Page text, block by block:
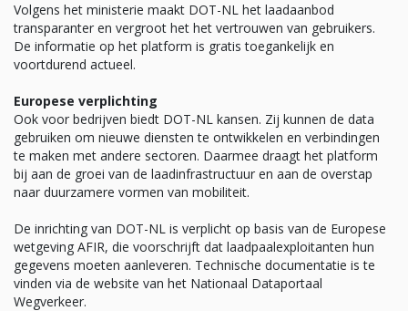
Volgens het ministerie maakt DOT-NL het laadaanbod
transparanter en vergroot het het vertrouwen van gebruikers.
De informatie op het platform is gratis toegankelijk en
voortdurend actueel.
Europese verplichting
Ook voor bedrijven biedt DOT-NL kansen. Zij kunnen de data
gebruiken om nieuwe diensten te ontwikkelen en verbindingen
te maken met andere sectoren. Daarmee draagt het platform
bij aan de groei van de laadinfrastructuur en aan de overstap
naar duurzamere vormen van mobiliteit.
De inrichting van DOT-NL is verplicht op basis van de Europese
wetgeving AFIR, die voorschrijft dat laadpaalexploitanten hun
gegevens moeten aanleveren. Technische documentatie is te
vinden via de website van het Nationaal Dataportaal
Wegverkeer.